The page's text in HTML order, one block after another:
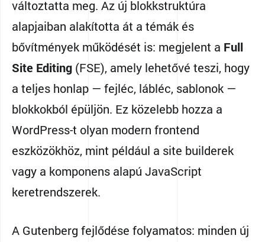
változtatta meg. Az új blokkstruktúra
alapjaiban alakította át a témák és
bővítmények működését is: megjelent a Full
Site Editing (FSE), amely lehetővé teszi, hogy
a teljes honlap — fejléc, lábléc, sablonok —
blokkokból épüljön. Ez közelebb hozza a
WordPress-t olyan modern frontend
eszközökhöz, mint például a site builderek
vagy a komponens alapú JavaScript
keretrendszerek.
A Gutenberg fejlődése folyamatos: minden új